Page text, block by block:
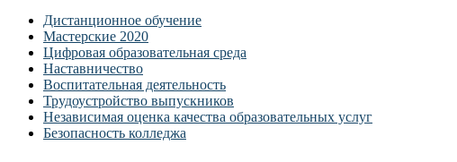
Дистанционное обучение
Мастерские 2020
Цифровая образовательная среда
Наставничество
Воспитательная деятельность
Трудоустройство выпускников
Независимая оценка качества образовательных услуг
Безопасность колледжа